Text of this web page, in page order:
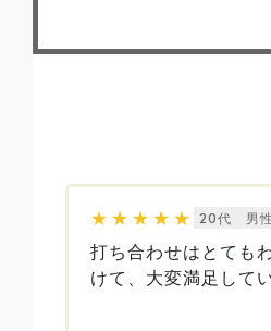
★ ★ ★ ★ ★ 20代 男性
打ち合わせはとても
けて、大変満足して